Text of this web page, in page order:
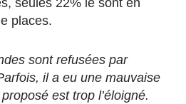
seules 22% le sont en
places.
sont refusées par
il a eu une mauvaise
est trop l’éloigné.